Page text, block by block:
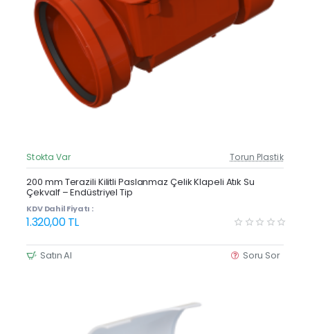
Güncel Fiyat
Stokta Var Torun Plastik
200 mm Terazili Kilitli Paslanmaz Çelik Klapeli Atık Su
Çekvalf – Endüstriyel Tip
KDV Dahil Fiyatı :
1.320,00 TL
Satın Al Soru Sor